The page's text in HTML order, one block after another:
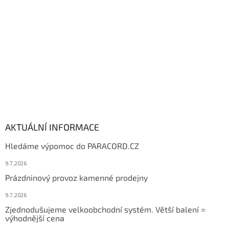
AKTUÁLNÍ INFORMACE
Hledáme výpomoc do PARACORD.CZ
9.7.2026
Prázdninový provoz kamenné prodejny
9.7.2026
Zjednodušujeme velkoobchodní systém. Větší balení =
výhodnější cena